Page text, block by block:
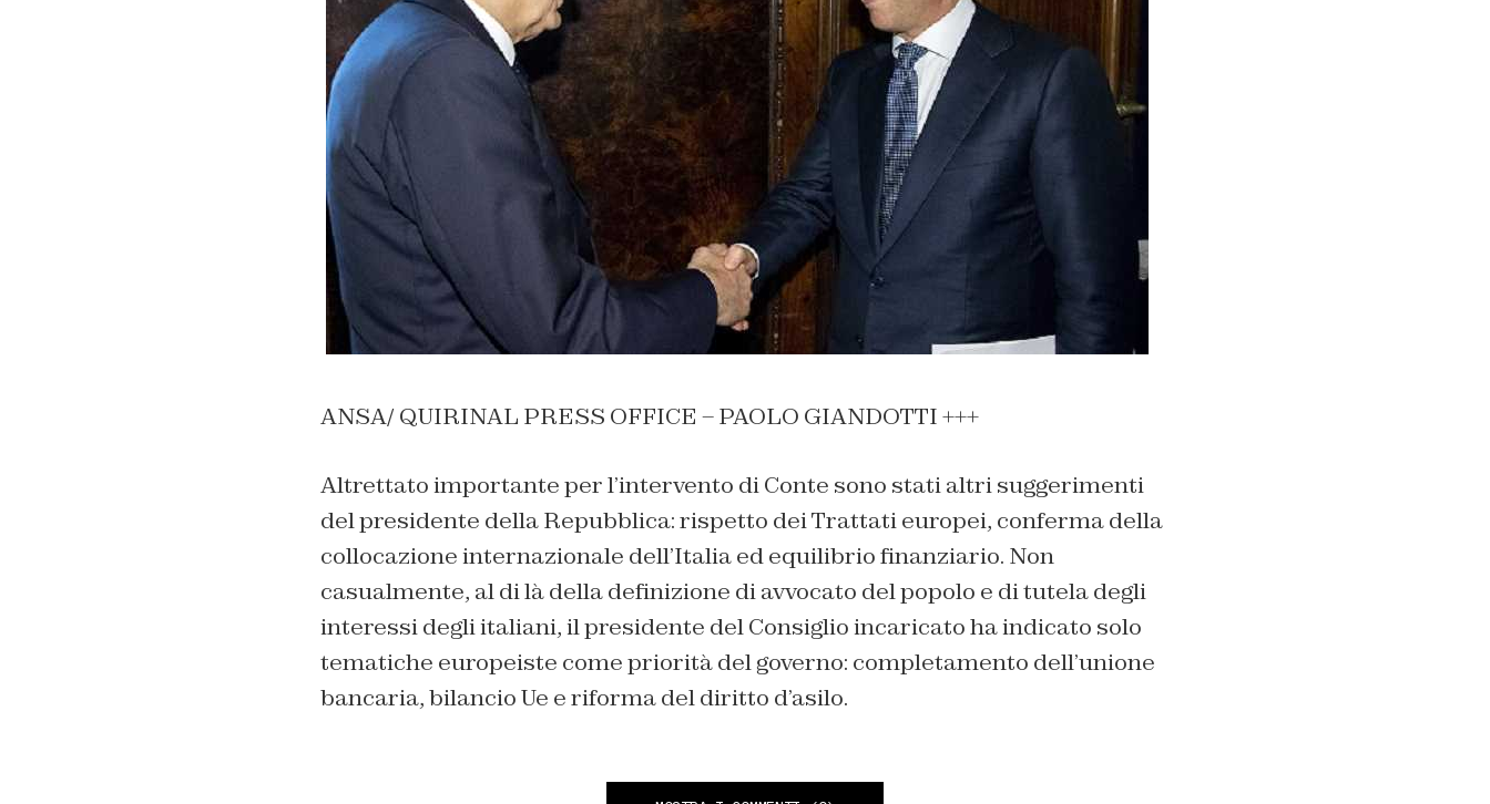
ANSA/ QUIRINAL PRESS OFFICE – PAOLO GIANDOTTI +++
Altrettato importante per l’intervento di Conte sono stati altri suggerimenti
del presidente della Repubblica: rispetto dei Trattati europei, conferma della
collocazione internazionale dell’Italia ed equilibrio finanziario. Non
casualmente, al di là della definizione di avvocato del popolo e di tutela degli
interessi degli italiani, il presidente del Consiglio incaricato ha indicato solo
tematiche europeiste come priorità del governo: completamento dell’unione
bancaria, bilancio Ue e riforma del diritto d’asilo.